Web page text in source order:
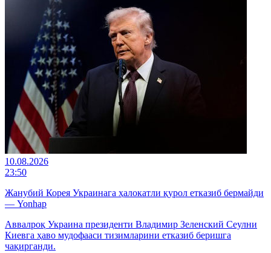
10.08.2026
23:50
Жанубий Корея Украинага ҳалокатли қурол етказиб бермайди
— Yonhap
Аввалроқ Украина президенти Владимир Зеленский Сеулни
Киевга ҳаво мудофааси тизимларини етказиб беришга
чақирганди.